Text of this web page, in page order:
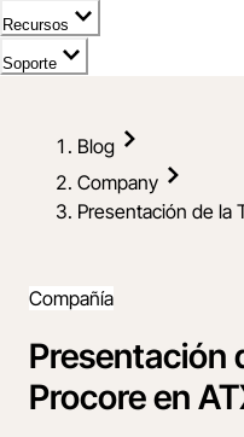
Recursos
Soporte
Blog
Company
Presentación de la
Compañía
Presentación
Procore en